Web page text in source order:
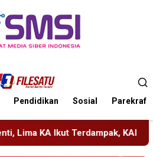
Pendidikan Sosial Parekraf
Daop 7 Gerak Cepat Pulihkan